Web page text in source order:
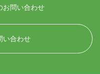
お問い合わせ
い合わせ